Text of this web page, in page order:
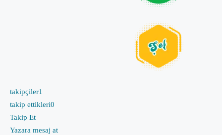
takipçiler1
takip ettikleri0
Takip Et
Yazara mesaj at